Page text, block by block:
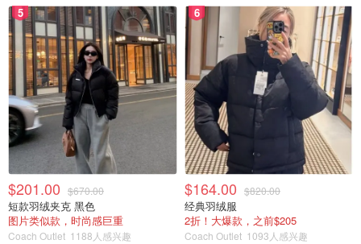
用。
5
$201.00 $670.00
短款羽绒夹克 黑色
图片类似款，时尚感巨重
Coach Outlet 1188人感兴趣
6
$164.00 $820.00
经典羽绒服
2折！大爆款，之前$205
Coach Outlet 1093人感兴趣